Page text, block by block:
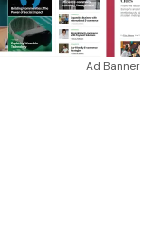
Ad Banner